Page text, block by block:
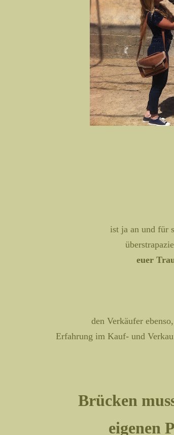
ist ja an und für
euer
den Verkäufer
Erfahrung im Kauf- und
Brücken
eigenen